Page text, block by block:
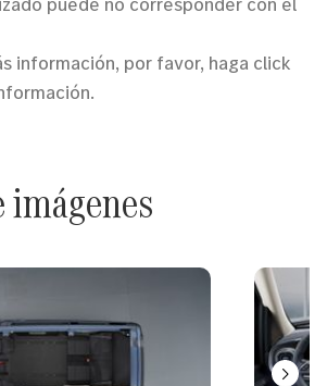
información, por favor, haga click
imágenes